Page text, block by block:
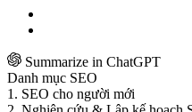
Summarize in ChatGPT
Danh mục SEO
1. SEO cho người mới